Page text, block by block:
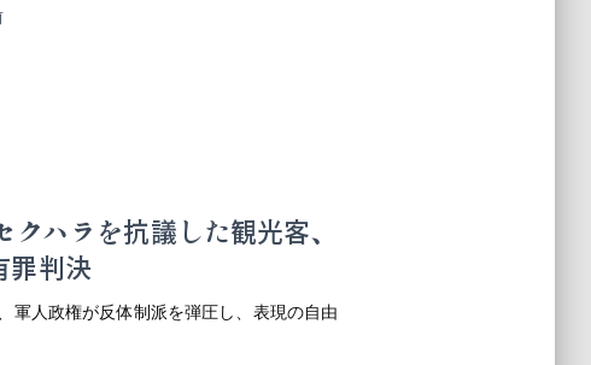
ハラを抗議した観光客、
罪判決
軍人政権が反体制派を弾圧し、表現の自由